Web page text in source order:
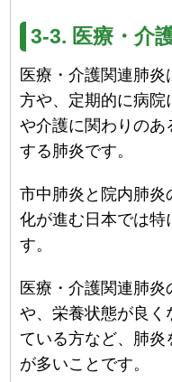
3-3. 医療・介
医療・介護関連肺
方や、定期的に病院
や介護に関わりのあ
する肺炎です。
市中肺炎と院内肺炎
化が進む日本では特
す。
医療・介護関連肺
や、栄養状態が良く
ている方など、肺
が多いことです。